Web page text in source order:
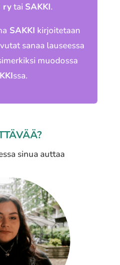
rytai SAKKI.
SAKKI kirjoitetaan
sanaa lauseessa
muodossa
ssa.
sinua auttaa